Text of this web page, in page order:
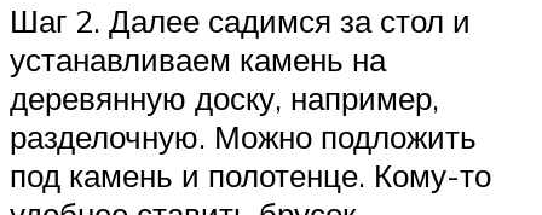
Шаг 2. Далее садимся за стол и
устанавливаем камень на
деревянную доску, например,
разделочную. Можно подложить
под камень и полотенце. Кому-то